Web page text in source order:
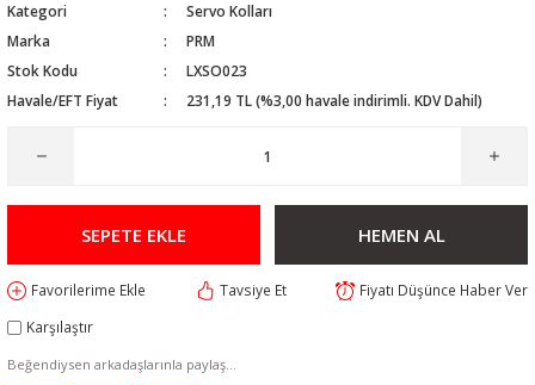
Kategori
Servo Kolları
Marka
PRM
Stok Kodu
LXSO023
Havale/EFT Fiyat
231,19 TL (%3,00 havale indirimli. KDV Dahil)
SEPETE EKLE HEMEN AL
Tavsiye Et
Fiyatı Düşünce Haber Ver
Karşılaştır
Beğendiysen arkadaşlarınla paylaş...